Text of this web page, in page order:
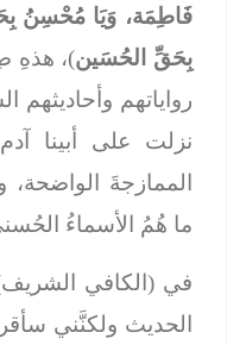
فَاطِمَة، وَيَا مُحْسِنُ
بِحَقِّ الحُسَين)، هذهِ
رواياتهم وأحاديثهم
نزلت على أبينا
الممازجةَ الواضحة،
ما هُمُ الأسماءُ
في (الكافي
الحديث ولكنَّني